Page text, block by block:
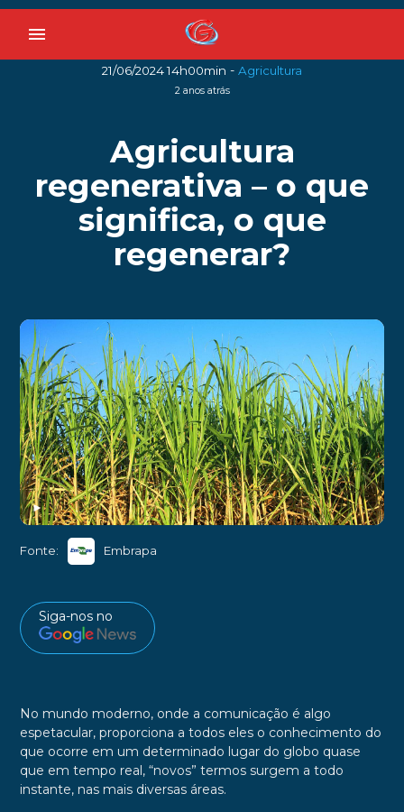
menu
21/06/2024 14h00min - Agricultura
2 anos atrás
Agricultura
regenerativa – o que
significa, o que
regenerar?
►
Fonte: Embrapa
Siga-nos no
No mundo moderno, onde a comunicação é algo
espetacular, proporciona a todos eles o conhecimento do
que ocorre em um determinado lugar do globo quase
que em tempo real, “novos” termos surgem a todo
instante, nas mais diversas áreas.